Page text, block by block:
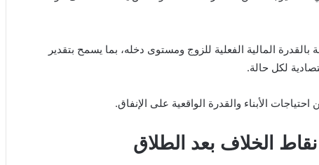
المالية الفعلية للزوج ومستوى دخله، بما يسمح بتقدير
لكل حالة.
الأبناء والقدرة الواقعية على الإنفاق.
نقاط الخلاف بعد الطلاق